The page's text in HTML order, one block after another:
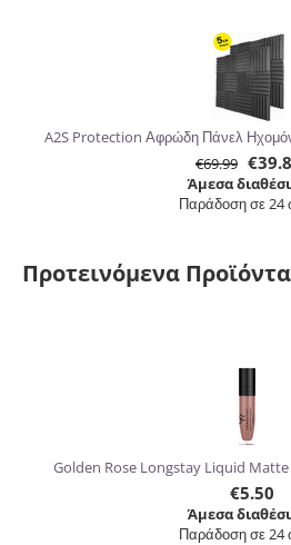
€69.99 €
Άμεσα
Παράδοση σε 24
Προτεινόμενα Προϊόντα
Golden Rose Longstay Liquid
€5.50
Άμεσα
Παράδοση σε 24